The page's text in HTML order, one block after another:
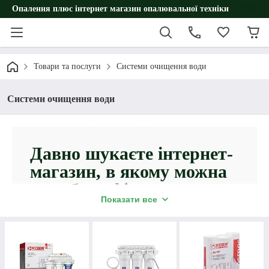
Опалення плюс інтернет магазин опалювальної техніки
Товари та послуги Системи очищення води
Системи очищення води
Давно шукаєте інтернет-
магазин, в якому можна
придбати фільтри для
очищення води від
Раді вітати вас на сайті компанії
Показати все